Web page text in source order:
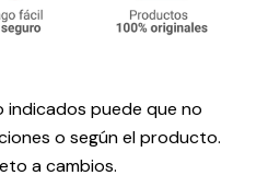
puede que no
o según el producto.
a cambios.